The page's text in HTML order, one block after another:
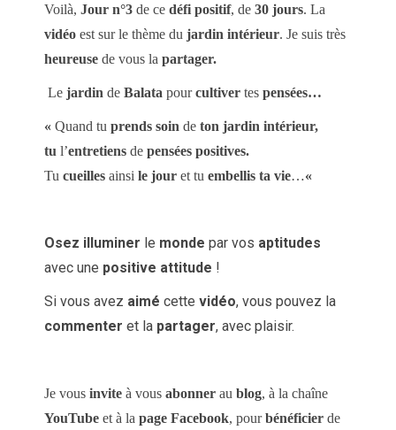
Voilà, Jour n°3 de ce défi positif, de 30 jours. La
vidéo est sur le thème du jardin intérieur. Je suis très
heureuse de vous la partager.
Le jardin de Balata pourcultiver tes pensées…
« Quand tu prends soin de ton jardin intérieur,
tu l’entretiens de pensées positives.
Tu cueilles ainsi le jour et tu embellis ta vie…«
Osez illuminer le monde par vos aptitudes
avec une positive attitude !
Si vous avez aimé cette vidéo, vous pouvez la
commenter et la partager, avec plaisir.
Je vous invite à vous abonner au blog, à la chaîne
YouTube et à la page Facebook, pourbénéficier de